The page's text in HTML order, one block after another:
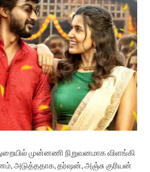
முன்னணி நிறுவனமாகவிளங்கி
,அடுத்ததாக,தர்ஷன்,அஞ்சுகுரியன்